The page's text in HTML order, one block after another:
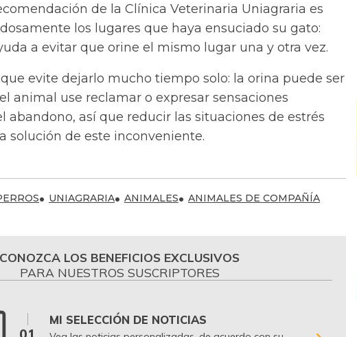
de la Clínica Veterinaria Uniagraria es
los lugares que haya ensuciado su gato:
a evitar que orine el mismo lugar una y otra vez.
evite dejarlo mucho tiempo solo: la orina puede ser
animal use reclamar o expresar sensaciones
abandono, así que reducir las situaciones de estrés
solución de este inconveniente.
UNIAGRARIA ANIMALES ANIMALES DE COMPAÑÍA
CONOZCA LOS BENEFICIOS EXCLUSIVOS
PARA NUESTROS SUSCRIPTORES
MI SELECCIÓN DE NOTICIAS